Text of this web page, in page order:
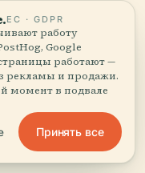
или
поскольку
могут быть
).
ЕС · GDPR
работу
Google
работают —
рекламы и продажи.
момент в подвале
Принять все